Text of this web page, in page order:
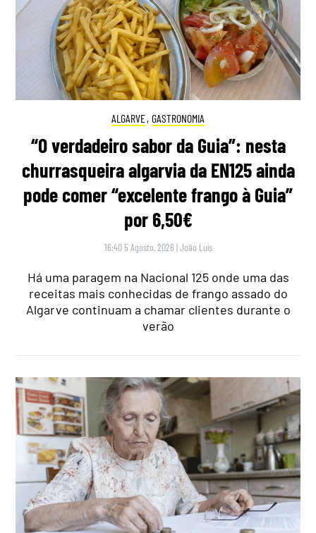
ALGARVE, GASTRONOMIA
“O verdadeiro sabor da Guia”: nesta
churrasqueira algarvia da EN125 ainda
pode comer “excelente frango à Guia”
por 6,50€
16:40 5 Agosto, 2026 |João Luís
Há uma paragem na Nacional 125 onde uma das
receitas mais conhecidas de frango assado do
Algarve continuam a chamar clientes durante o
verão